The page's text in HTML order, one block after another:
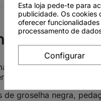
frutados e herbais,
despertando os
de groselha negra,
Esta loja pede-te para
publicidade. Os cookies
oferecer
processamento de
Configurar